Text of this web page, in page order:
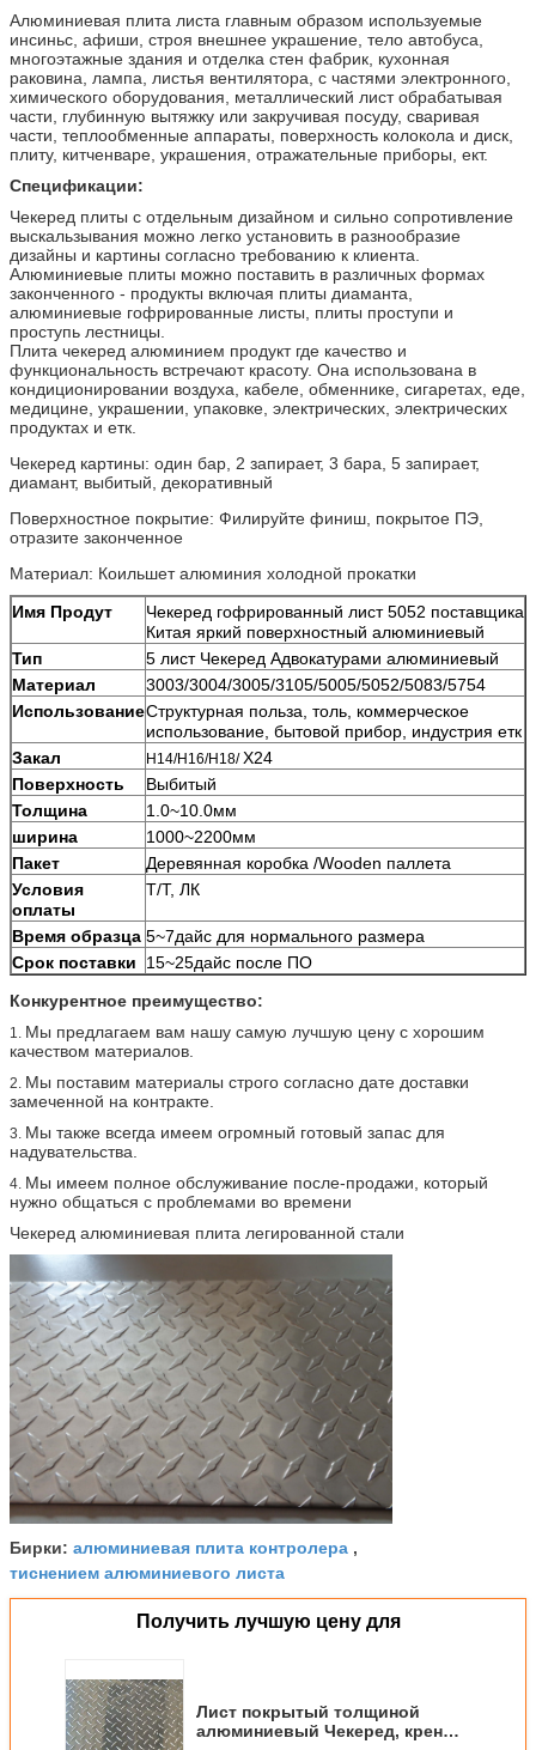
Алюминиевая плита листа главным образом используемые
инсиньс, афиши, строя внешнее украшение, тело автобуса,
многоэтажные здания и отделка стен фабрик, кухонная
раковина, лампа, листья вентилятора, с частями электронного,
химического оборудования, металлический лист обрабатывая
части, глубинную вытяжку или закручивая посуду, сваривая
части, теплообменные аппараты, поверхность колокола и диск,
плиту, китченваре, украшения, отражательные приборы, ект.
Спецификации:
Чекеред плиты с отдельным дизайном и сильно сопротивление
выскальзывания можно легко установить в разнообразие
дизайны и картины согласно требованию к клиента.
Алюминиевые плиты можно поставить в различных формах
законченного - продукты включая плиты диаманта,
алюминиевые гофрированные листы, плиты проступи и
проступь лестницы.
Плита чекеред алюминием продукт где качество и
функциональность встречают красоту. Она использована в
кондиционировании воздуха, кабеле, обменнике, сигаретах, еде,
медицине, украшении, упаковке, электрических, электрических
продуктах и етк.
Чекеред картины: один бар, 2 запирает, 3 бара, 5 запирает,
диамант, выбитый, декоративный
Поверхностное покрытие: Филируйте финиш, покрытое ПЭ,
отразите законченное
Материал: Коильшет алюминия холодной прокатки
Имя Продут
Чекеред гофрированный лист 5052 поставщика
Китая яркий поверхностный алюминиевый
Тип
5 лист Чекеред Адвокатурами алюминиевый
Материал
3003/3004/3005/3105/5005/5052/5083/5754
ИспользованиеСтруктурная польза, толь, коммерческое
использование, бытовой прибор, индустрия етк
Закал
H14/H16/H18/Х24
Поверхность
Выбитый
Толщина
1.0~10.0мм
ширина
1000~2200мм
Пакет
Деревянная коробка /Wooden паллета
Условия
оплаты
Т/Т, ЛК
Время образца 5~7дайс для нормального размера
Срок поставки
15~25дайс после ПО
Конкурентное преимущество:
1. Мы предлагаем вам нашу самую лучшую цену с хорошим
качеством материалов.
2. Мы поставим материалы строго согласно дате доставки
замеченной на контракте.
3. Мы также всегда имеем огромный готовый запас для
надувательства.
4. Мы имеем полное обслуживание после-продажи, который
нужно общаться с проблемами во времени
Чекеред алюминиевая плита легированной стали
Бирки: алюминиевая плита контролера ,
тиснением алюминиевого листа
Получить лучшую цену для
Лист покрытый толщиной
алюминиевый Чекеред, крен